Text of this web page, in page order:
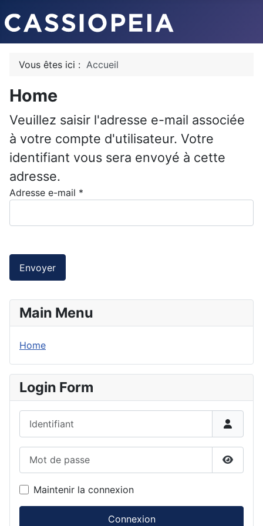
Vous êtes ici : Accueil
Home
Veuillez saisir l'adresse e-mail associée
à votre compte d'utilisateur. Votre
identifiant vous sera envoyé à cette
adresse.
Adresse e-mail *
Envoyer
Main Menu
Home
Login Form
Maintenir la connexion
Connexion